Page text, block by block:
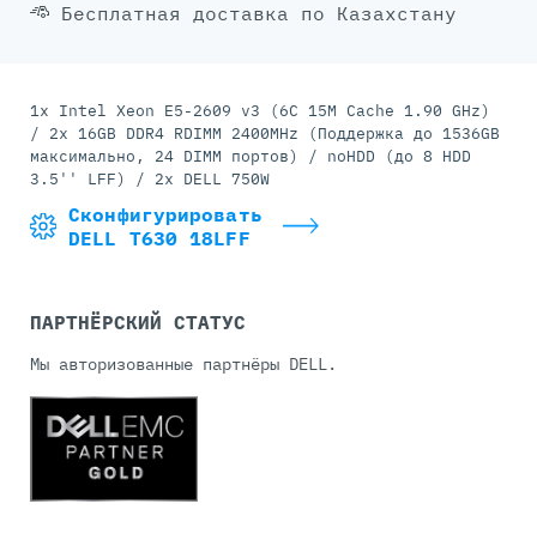
Бесплатная доставка по Казахстану
1x Intel Xeon E5-2609 v3 (6C 15M Cache 1.90 GHz)
/ 2x 16GB DDR4 RDIMM 2400MHz (Поддержка до 1536GB
максимально, 24 DIMM портов) / noHDD (до 8 HDD
3.5'' LFF) / 2x DELL 750W
Сконфигурировать
DELL T630 18LFF
ПАРТНЁРСКИЙ СТАТУС
Мы авторизованные партнёры DELL.